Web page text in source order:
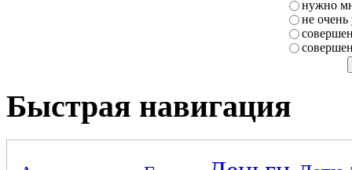
нужно
не очень
Быстрая навигация